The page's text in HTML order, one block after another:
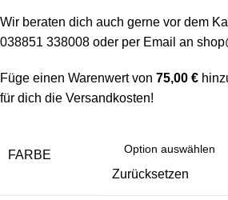
Wir beraten dich auch gerne vor dem
038851 338008 oder per Email an
Füge einen Warenwert von 75,00 €
für dich die Versandkosten!
FARBE
Zurücksetzen